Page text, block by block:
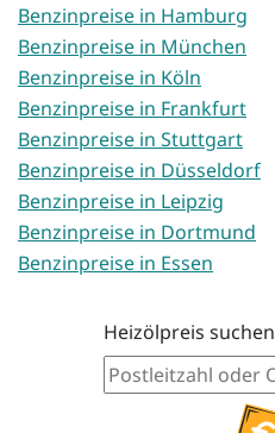
Benzinpreise in Hamburg
Benzinpreise in München
Benzinpreise in Köln
Benzinpreise in Frankfurt
Benzinpreise in Stuttgart
Benzinpreise in Düsseldorf
Benzinpreise in Leipzig
Benzinpreise in Dortmund
Benzinpreise in Essen
Heizölpreis suchen